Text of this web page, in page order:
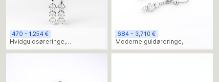
470 - 1,254 €
Hvidguldsøreringe,
minimalistisk design,
684 - 3,710 €
Moderne guldøreringe,
moissanit